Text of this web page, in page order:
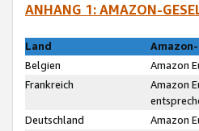
ANHANG 1: AMAZON-
Land
Belgien
Amazon
Frankreich
Amazon
Deutschland
Amazon